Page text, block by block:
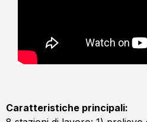
Caratteristiche principali: